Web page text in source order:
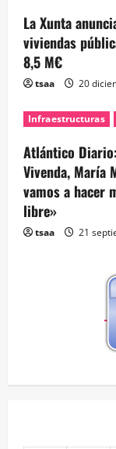
La Xunta
viviendas
8,5 M€
tsaa 20
Infraestructuras
Atlántico
Vivenda, María
vamos a hacer
libre»
tsaa 21